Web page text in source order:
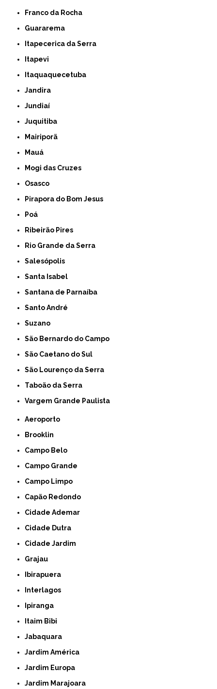
Franco da Rocha
Guararema
Itapecerica da Serra
Itapevi
Itaquaquecetuba
Jandira
Jundiaí
Juquitiba
Mairiporã
Mauá
Mogi das Cruzes
Osasco
Pirapora do Bom Jesus
Poá
Ribeirão Pires
Rio Grande da Serra
Salesópolis
Santa Isabel
Santana de Parnaíba
Santo André
Suzano
São Bernardo do Campo
São Caetano do Sul
São Lourenço da Serra
Taboão da Serra
Vargem Grande Paulista
Aeroporto
Brooklin
Campo Belo
Campo Grande
Campo Limpo
Capão Redondo
Cidade Ademar
Cidade Dutra
Cidade Jardim
Grajau
Ibirapuera
Interlagos
Ipiranga
Itaim Bibi
Jabaquara
Jardim América
Jardim Europa
Jardim Marajoara